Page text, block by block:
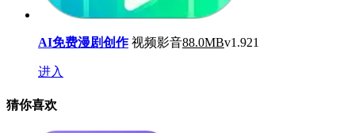
AI免费漫剧创作 视频影音88.0MBv1.921
进入
猜你喜欢